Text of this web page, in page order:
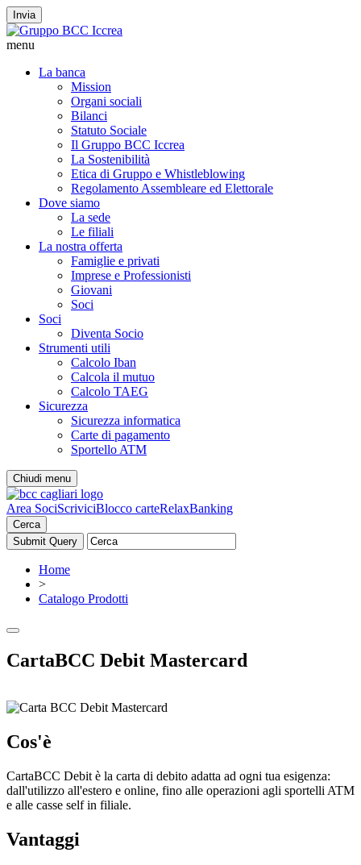
Invia
menu
La banca
Mission
Organi sociali
Bilanci
Statuto Sociale
Il Gruppo BCC Iccrea
La Sostenibilità
Etica di Gruppo e Whistleblowing
Regolamento Assembleare ed Elettorale
Dove siamo
La sede
Le filiali
La nostra offerta
Famiglie e privati
Imprese e Professionisti
Giovani
Soci
Soci
Diventa Socio
Strumenti utili
Calcolo Iban
Calcola il mutuo
Calcolo TAEG
Sicurezza
Sicurezza informatica
Carte di pagamento
Sportello ATM
Chiudi menu
Area SociScriviciBlocco carteRelaxBanking
Cerca
Home
>
Catalogo Prodotti
CartaBCC Debit Mastercard
Cos'è
CartaBCC Debit è la carta di debito adatta ad ogni tua esigenza:
dall'utilizzo all'estero e online, fino alle operazioni agli sportelli ATM
e alle casse self in filiale.
Vantaggi